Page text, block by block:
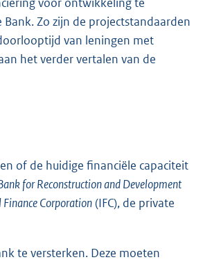
Zo zijn de projectstandaarden
van leningen met
het verder vertalen van de
of de huidige financiële capaciteit
for Reconstruction and Development
Corporation(IFC), de private
te versterken. Deze moeten